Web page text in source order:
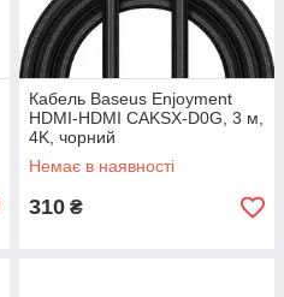
Кабель Baseus Enjoyment
HDMI-HDMI CAKSX-D0G, 3 м,
4K, чорний
Немає в наявності
310 ₴